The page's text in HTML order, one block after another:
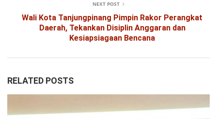
NEXT POST
Wali Kota Tanjungpinang Pimpin Rakor Perangkat
Daerah, Tekankan Disiplin Anggaran dan
Kesiapsiagaan Bencana
RELATED POSTS